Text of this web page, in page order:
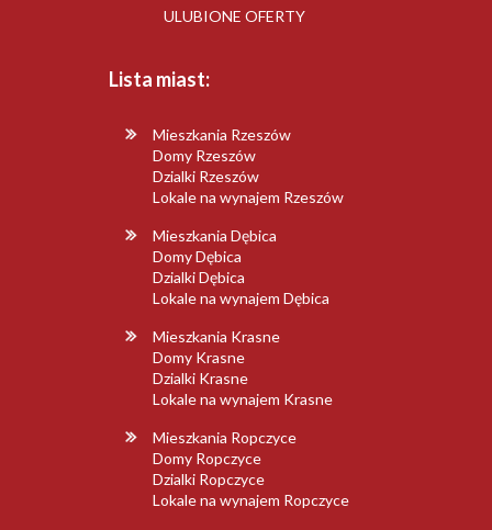
ULUBIONE OFERTY
Lista miast:
Mieszkania Rzeszów
Domy Rzeszów
Dzialki Rzeszów
Lokale na wynajem Rzeszów
Mieszkania Dębica
Domy Dębica
Dzialki Dębica
Lokale na wynajem Dębica
Mieszkania Krasne
Domy Krasne
Dzialki Krasne
Lokale na wynajem Krasne
Mieszkania Ropczyce
Domy Ropczyce
Dzialki Ropczyce
Lokale na wynajem Ropczyce